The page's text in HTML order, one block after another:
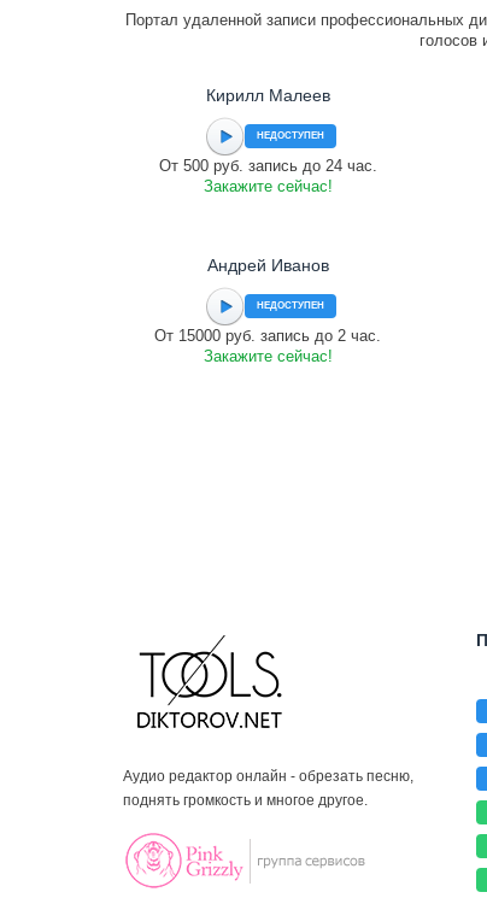
Портал удаленной записи профессиональных
голосов
Кирилл Малеев
НЕДОСТУПЕН
От 500 руб. запись до 24 час.
Закажите сейчас!
Андрей Иванов
НЕДОСТУПЕН
От 15000 руб. запись до 2 час.
Закажите сейчас!
Аудио редактор онлайн - обрезать песню,
поднять громкость и многое другое.